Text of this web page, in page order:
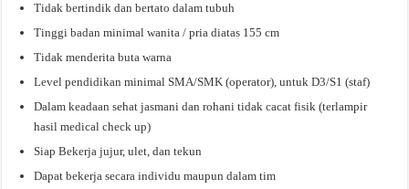
Tidak bertindik dan bertato dalam tubuh
Tinggi badan minimal wanita / pria diatas 155 cm
Tidak menderita buta warna
Level pendidikan minimal SMA/SMK (operator), untuk D3/S1 (staf)
Dalam keadaan sehat jasmani dan rohani tidak cacat fisik (terlampir
hasil medical check up)
Siap Bekerja jujur, ulet, dan tekun
Dapat bekerja secara individu maupun dalam tim